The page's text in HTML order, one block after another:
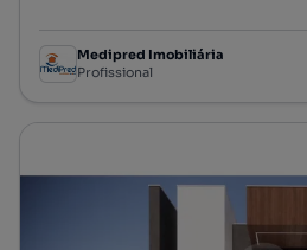
Medipred Imobiliária
Profissional